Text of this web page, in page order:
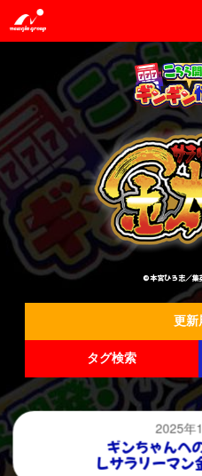
©本宮ひろ志／
更新
タグ検索
2025年
ギンちゃんへ
Ｌサラリーマ